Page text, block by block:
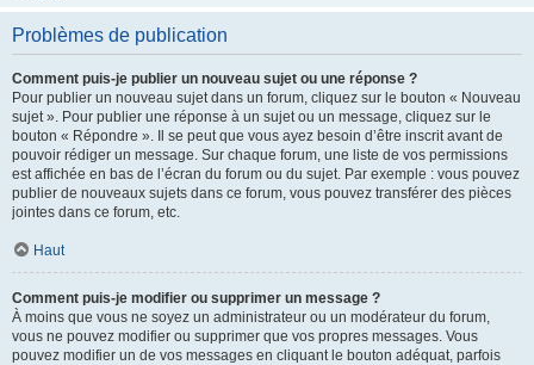
Problèmes de publication
Comment puis-je publier un nouveau sujet ou une réponse ?
Pour publier un nouveau sujet dans un forum, cliquez sur le bouton « Nouveau
sujet ». Pour publier une réponse à un sujet ou un message, cliquez sur le
bouton « Répondre ». Il se peut que vous ayez besoin d’être inscrit avant de
pouvoir rédiger un message. Sur chaque forum, une liste de vos permissions
est affichée en bas de l’écran du forum ou du sujet. Par exemple : vous pouvez
publier de nouveaux sujets dans ce forum, vous pouvez transférer des pièces
jointes dans ce forum, etc.
Haut
Comment puis-je modifier ou supprimer un message ?
À moins que vous ne soyez un administrateur ou un modérateur du forum,
vous ne pouvez modifier ou supprimer que vos propres messages. Vous
pouvez modifier un de vos messages en cliquant le bouton adéquat, parfois